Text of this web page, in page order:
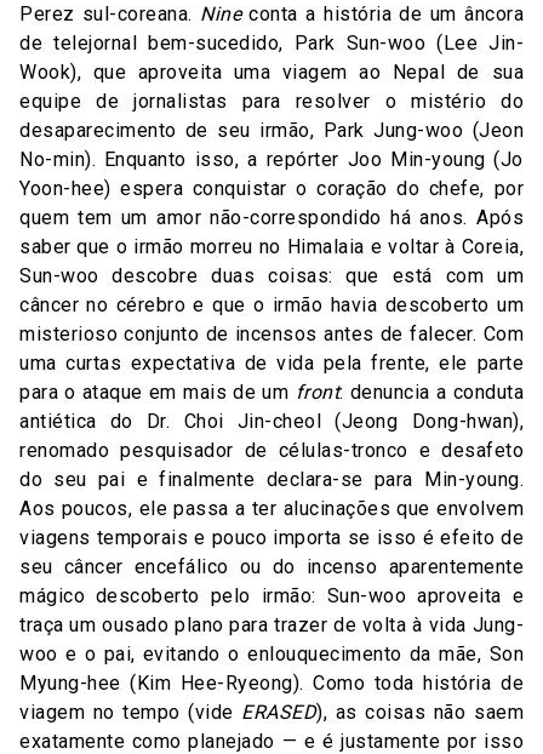
Perez sul-coreana. Nineconta a história de um âncora
de telejornal bem-sucedido, Park Sun-woo (Lee Jin-
Wook), que aproveita uma viagem ao Nepal de sua
equipe de jornalistas para resolver o mistério do
desaparecimento de seu irmão, Park Jung-woo (Jeon
No-min). Enquanto isso, a repórter Joo Min-young (Jo
Yoon-hee) espera conquistar o coração do chefe, por
quem tem um amor não-correspondido há anos. Após
saber que o irmão morreu no Himalaia e voltar à Coreia,
Sun-woo descobre duas coisas: que está com um
câncer no cérebro e que o irmão havia descoberto um
misterioso conjunto de incensos antes de falecer. Com
uma curtas expectativa de vida pela frente, ele parte
para o ataque em mais de um front: denuncia a conduta
antiética do Dr. Choi Jin-cheol (Jeong Dong-hwan),
renomado pesquisador de células-tronco e desafeto
do seu pai e finalmente declara-se para Min-young.
Aos poucos, ele passa a ter alucinações que envolvem
viagens temporais e pouco importa se isso é efeito de
seu câncer encefálico ou do incenso aparentemente
mágico descoberto pelo irmão: Sun-woo aproveita e
traça um ousado plano para trazer de volta à vida Jung-
woo e o pai, evitando o enlouquecimento da mãe, Son
Myung-hee (Kim Hee-Ryeong). Como toda história de
viagem no tempo (vide ERASED), as coisas não saem
exatamente como planejado — e é justamente por isso